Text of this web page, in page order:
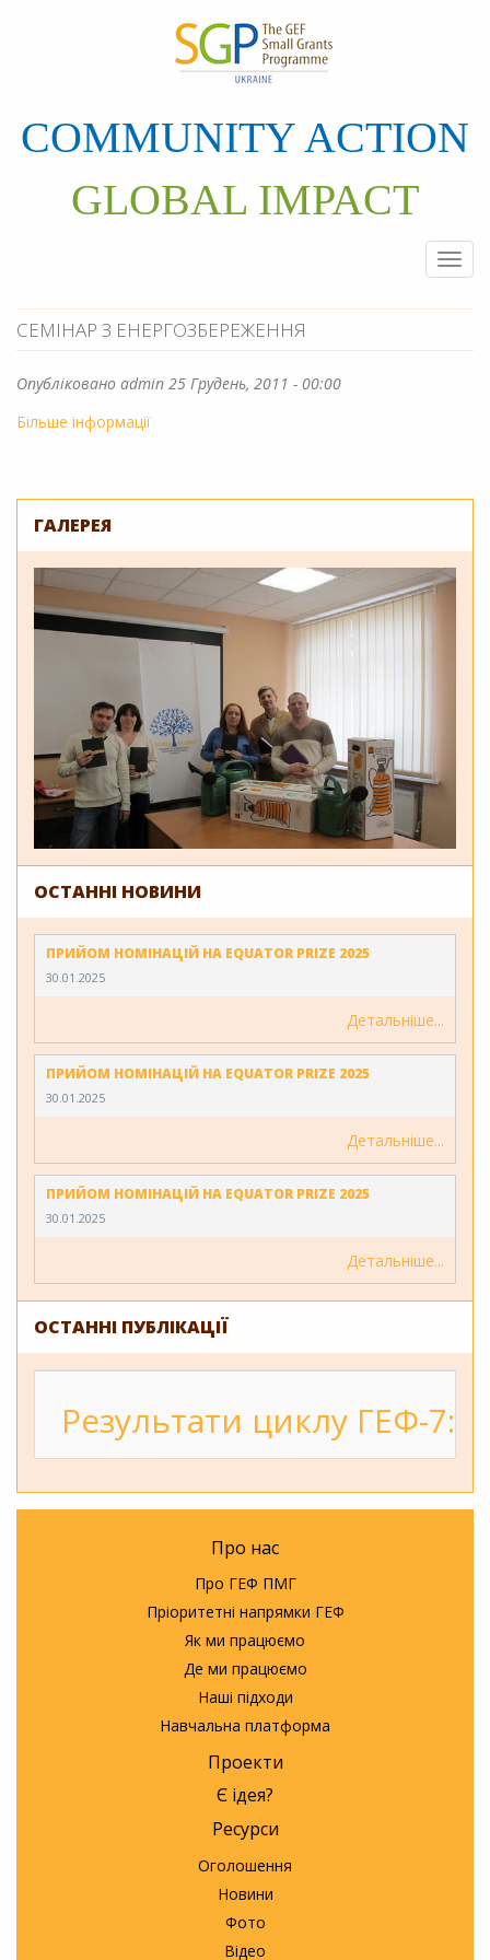
COMMUNITY ACTION
GLOBAL IMPACT
СЕМІНАР З ЕНЕРГОЗБЕРЕЖЕННЯ
Опубліковано admin 25 Грудень, 2011 - 00:00
Більше інформації
ГАЛЕРЕЯ
ОСТАННІ НОВИНИ
ПРИЙОМ НОМІНАЦІЙ НА EQUATOR PRIZE 2025
30.01.2025
Детальніше
ПРИЙОМ НОМІНАЦІЙ НА EQUATOR PRIZE 2025
30.01.2025
Детальніше
ПРИЙОМ НОМІНАЦІЙ НА EQUATOR PRIZE 2025
30.01.2025
Детальніше
ОСТАННІ ПУБЛІКАЦІЇ
Результати циклу ГЕФ-7:
Про нас
Про ГЕФ ПМГ
Пріоритетні напрямки ГЕФ
Як ми працюємо
Де ми працюємо
Наші підходи
Навчальна платформа
Проекти
Є ідея?
Ресурси
Оголошення
Новини
Фото
Відео